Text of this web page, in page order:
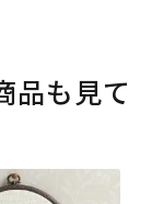
品も見て